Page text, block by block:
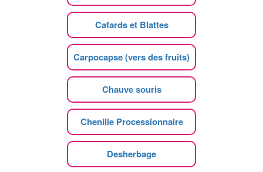
Cafards et Blattes
Carpocapse (vers des fruits)
Chauve souris
Chenille Processionnaire
Desherbage